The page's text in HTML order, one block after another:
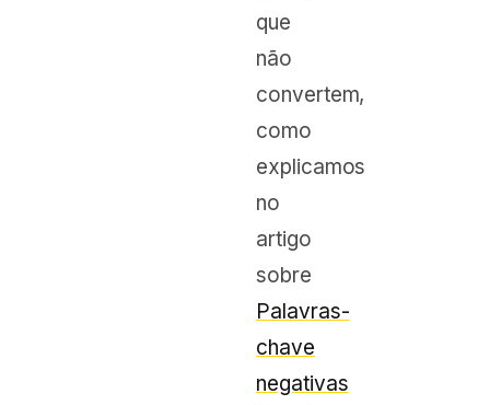
que
não
convertem,
como
explicamos
no
artigo
sobre
Palavras-
chave
negativas